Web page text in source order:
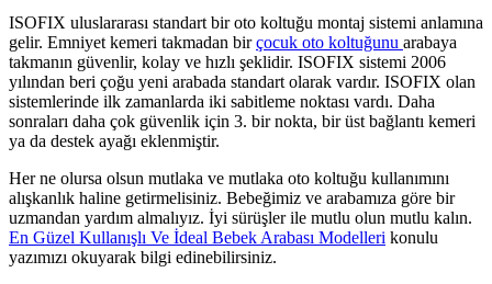
ISOFIX uluslararası standart bir oto koltuğu montaj sistemi anlamına
gelir. Emniyet kemeri takmadan birçocuk oto koltuğunu arabaya
takmanın güvenlir, kolay ve hızlı şeklidir. ISOFIX sistemi 2006
yılından beri çoğu yeni arabada standart olarak vardır. ISOFIX olan
sistemlerinde ilk zamanlarda iki sabitleme noktası vardı. Daha
sonraları daha çok güvenlik için 3. bir nokta, bir üst bağlantı kemeri
ya da destek ayağı eklenmiştir.
Her ne olursa olsun mutlaka ve mutlaka oto koltuğu kullanımını
alışkanlık haline getirmelisiniz. Bebeğimiz ve arabamıza göre bir
uzmandan yardım almalıyız. İyi sürüşler ile mutlu olun mutlu kalın.
En Güzel Kullanışlı Ve İdeal Bebek Arabası Modelleri konulu
yazımızı okuyarak bilgi edinebilirsiniz.